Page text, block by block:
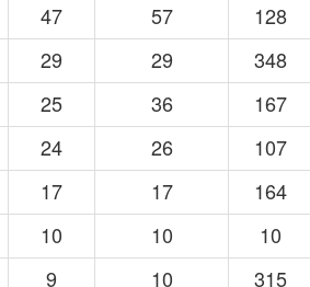
47 57 128
29 29 348
25 36 167
24 26 107
17 17 164
10 10 10
9 10 315